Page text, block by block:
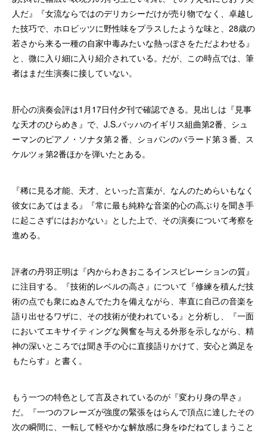
人だ』『女流ならではのデリカシーだけが売り物でなく、卓越し
た技巧で、ホロビッツに野性味をプラスしたような味と、28歳の
若さから来る一種の自家中毒みたいな熱っぽさをただよわせる』
と、微に入り細に入り紹介されている。だが、この時点では、筆
者はまだ生演奏に接していない。
肝心の演奏会評は1月17日付夕刊で確認できる。見出しは『見事
な天才のひらめき』で、J.S.バッハのイギリス組曲第2番、シュ
ーマンのピアノ・ソナタ第２番、ショパンのバラード第３番、ス
ケルツォ第2番ほかを弾いたとある。
『稀に見る才能、天才、といった言葉が、なんのためらいもなく
彼女にあてはまる』『常に最も純粋な音楽的心の高ぶりを聞き手
に起こさずにはおかない』とした上で、その演奏について考察を
進める。
評者の丹羽正明は『内からわきおこるインスピレーションの質』
に注目する。『技術的レベルの高さ』について『修練を積んだ技
術の点でも衆にぬきんでた力を備えながら、率直に自己の音楽を
語り出せるワザに、その技術が使われている』と分析し、『一面
においてエキサイティングな興奮を与える外形を示しながら、精
神の深いところでは聞き手の心に直接語りかけて、安心と満足を
もたらす』と書く。
もう一つの特色として言及されているのが『変わり身の早さ』
だ。『一つのフレーズが強度の緊張をはらんで頂点に達したその
次の瞬間に、一転して軽やかな解放感に身をゆだねてしまうこと